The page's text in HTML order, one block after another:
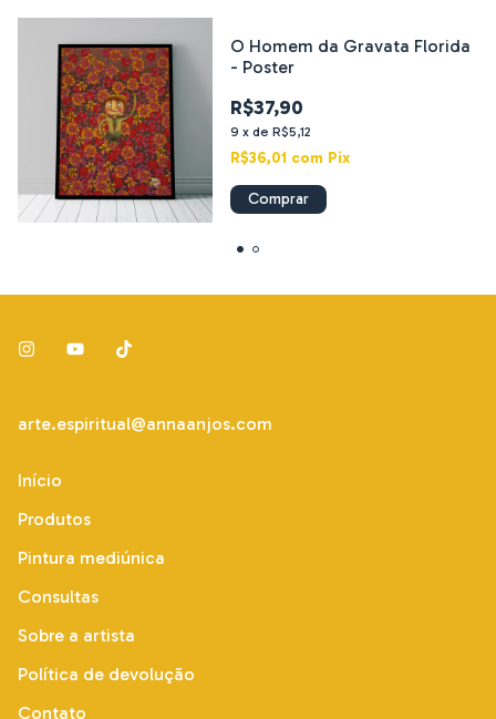
O Homem da Gravata Florida
- Poster
R$37,90
9 x de R$5,12
R$36,01 com Pix
Comprar
arte.espiritual@annaanjos.com
Início
Produtos
Pintura mediúnica
Consultas
Sobre a artista
Política de devolução
Contato